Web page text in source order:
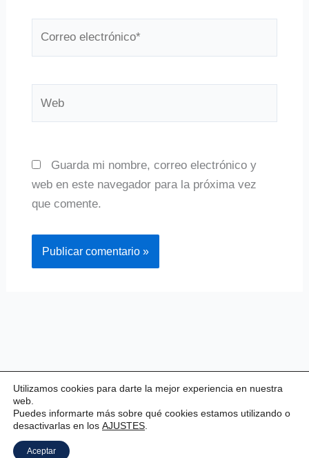
Guarda mi nombre, correo electrónico y
web en este navegador para la próxima vez
que comente.
Copyright © 2026 Valladolid Club Esgrima
Utilizamos cookies para darte la mejor experiencia en nuestra
web.
Puedes informarte más sobre qué cookies estamos utilizando o
desactivarlas en los AJUSTES
Aceptar